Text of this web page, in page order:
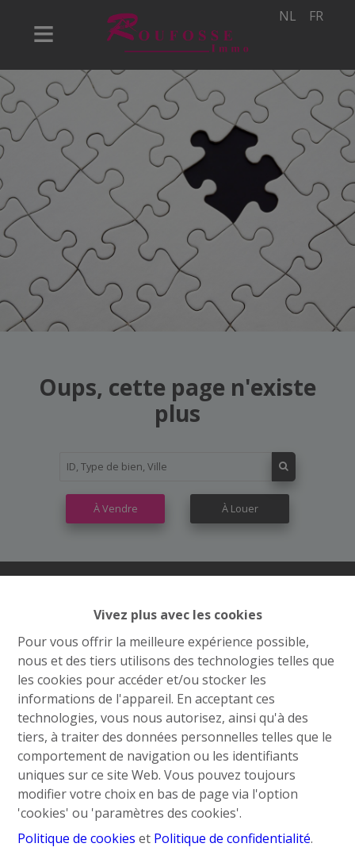
Vivez plus avec les cookies
Pour vous offrir la meilleure expérience possible,
nous et des tiers utilisons des technologies telles que
les cookies pour accéder et/ou stocker les
informations de l'appareil. En acceptant ces
technologies, vous nous autorisez, ainsi qu'à des
tiers, à traiter des données personnelles telles que le
comportement de navigation ou les identifiants
uniques sur ce site Web. Vous pouvez toujours
modifier votre choix en bas de page via l'option
'cookies' ou 'paramètres des cookies'.
Politique de cookies et Politique de confidentialité.
NL FR
Oups, cette page n'existe
plus
À Vendre À Louer
Contactez nous
Grand’Route (Flh) 548
4400 Flémalle
+32 4 234 21 10
info@roufosse.be
Disclaimer
Privacy Statement
Membre Federia